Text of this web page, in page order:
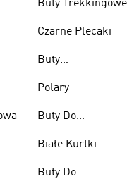
Buty Trekkingowe
Czarne Plecaki
Buty
Polary
Buty Do
Ciężarów
Białe Kurtki
Buty Do